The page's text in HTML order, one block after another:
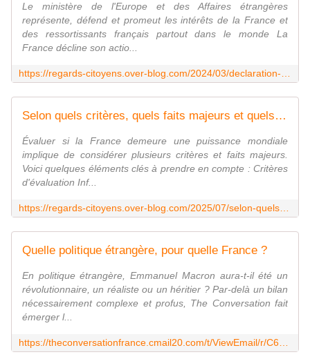
Le ministère de l'Europe et des Affaires étrangères
représente, défend et promeut les intérêts de la France et
des ressortissants français partout dans le monde La
France décline son actio...
Selon quels critères, quels faits majeurs et quels constats objectifs peut-on évaluer si la France demeure ou non une puissance mondiale ? Quels en sont les atouts, les vulnérabilités, les limites ? - Regards citoyens
Évaluer si la France demeure une puissance mondiale
implique de considérer plusieurs critères et faits majeurs.
Voici quelques éléments clés à prendre en compte : Critères
d'évaluation Inf...
Quelle politique étrangère, pour quelle France ?
En politique étrangère, Emmanuel Macron aura-t-il été un
révolutionnaire, un réaliste ou un héritier ? Par-delà un bilan
nécessairement complexe et profus, The Conversation fait
émerger l...